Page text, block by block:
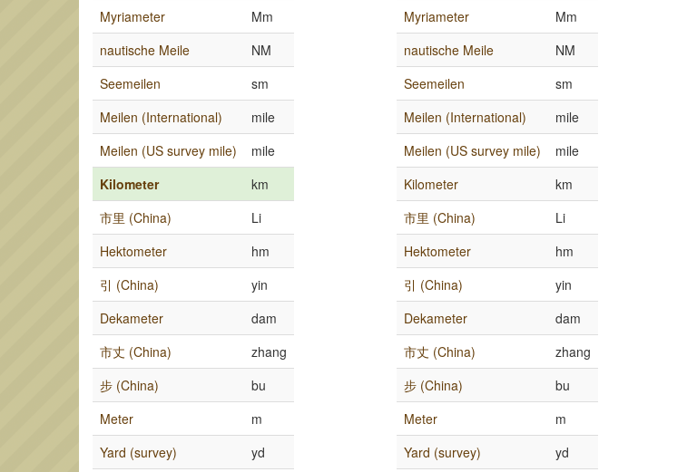
Myriameter
Mm
nautische Meile
NM
Seemeilen
sm
Meilen (International)
mile
Meilen (US survey mile)
mile
Kilometer
km
市里 (China)
Li
Hektometer
hm
引 (China)
yin
Dekameter
dam
市丈 (China)
zhang
步 (China)
bu
Meter
m
Yard (survey)
yd
Myriameter
Mm
nautische Meile
NM
Seemeilen
sm
Meilen (International)
mile
Meilen (US survey mile)
mile
Kilometer
km
市里 (China)
Li
Hektometer
hm
引 (China)
yin
Dekameter
dam
市丈 (China)
zhang
步 (China)
bu
Meter
m
Yard (survey)
yd